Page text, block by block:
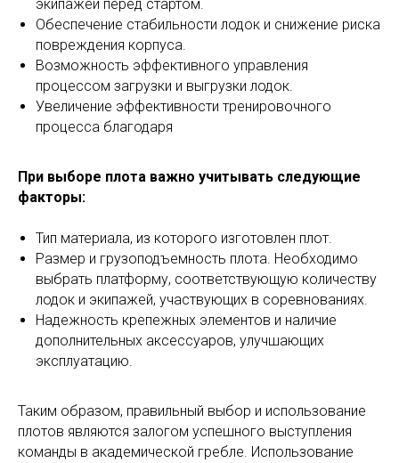
экипажей перед стартом.
Обеспечение стабильности лодок и снижение риска
повреждения корпуса.
Возможность эффективного управления
процессом загрузки и выгрузки лодок.
Увеличение эффективности тренировочного
процесса благодаря
При выборе плота важно учитывать следующие
факторы:
Тип материала, из которого изготовлен плот.
Размер и грузоподъемность плота. Необходимо
выбрать платформу, соответствующую количеству
лодок и экипажей, участвующих в соревнованиях.
Надежность крепежных элементов и наличие
дополнительных аксессуаров, улучшающих
эксплуатацию.
Таким образом, правильный выбор и использование
плотов являются залогом успешного выступления
команды в академической гребле. Использование